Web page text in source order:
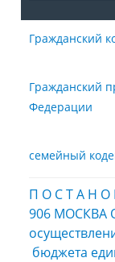
Гражданский
Гражданский
Федерации
семейный
П О С Т А Н О
906 МОСКВА
бюджета